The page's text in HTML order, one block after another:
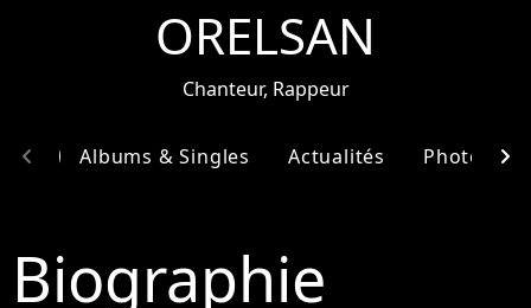
ORELSAN
Chanteur, Rappeur
Albums & Singles Actualités Photos
chevron_left chevron_right
Biographie